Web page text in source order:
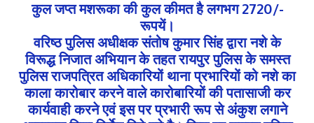
कुल जप्त मशरूका की कुल कीमत है लगभग 2720/-
रूपयें।
वरिष्ठ पुलिस अधीक्षक संतोष कुमार सिंह द्वारा नशे के
विरूद्ध निजात अभियान के तहत रायपुर पुलिस के समस्त
पुलिस राजपत्रित अधिकारियों थाना प्रभारियों को नशे का
काला कारोबार करने वाले कारोबारियों की पतासाजी कर
कार्यवाही करने एवं इस पर प्रभारी रूप से अंकुश लगाने